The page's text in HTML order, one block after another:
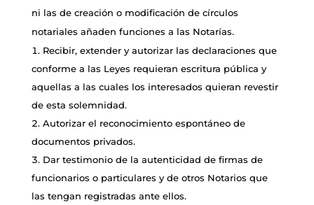
ni las de creación o modificación de círculos
notariales añaden funciones a las Notarías.
Recibir, extender y autorizar las declaraciones que
conforme a las Leyes requieran escritura pública y
aquellas a las cuales los interesados quieran revestir
de esta solemnidad.
Autorizar el reconocimiento espontáneo de
documentos privados.
Dar testimonio de la autenticidad de firmas de
funcionarios o particulares y de otros Notarios que
las tengan registradas ante ellos.